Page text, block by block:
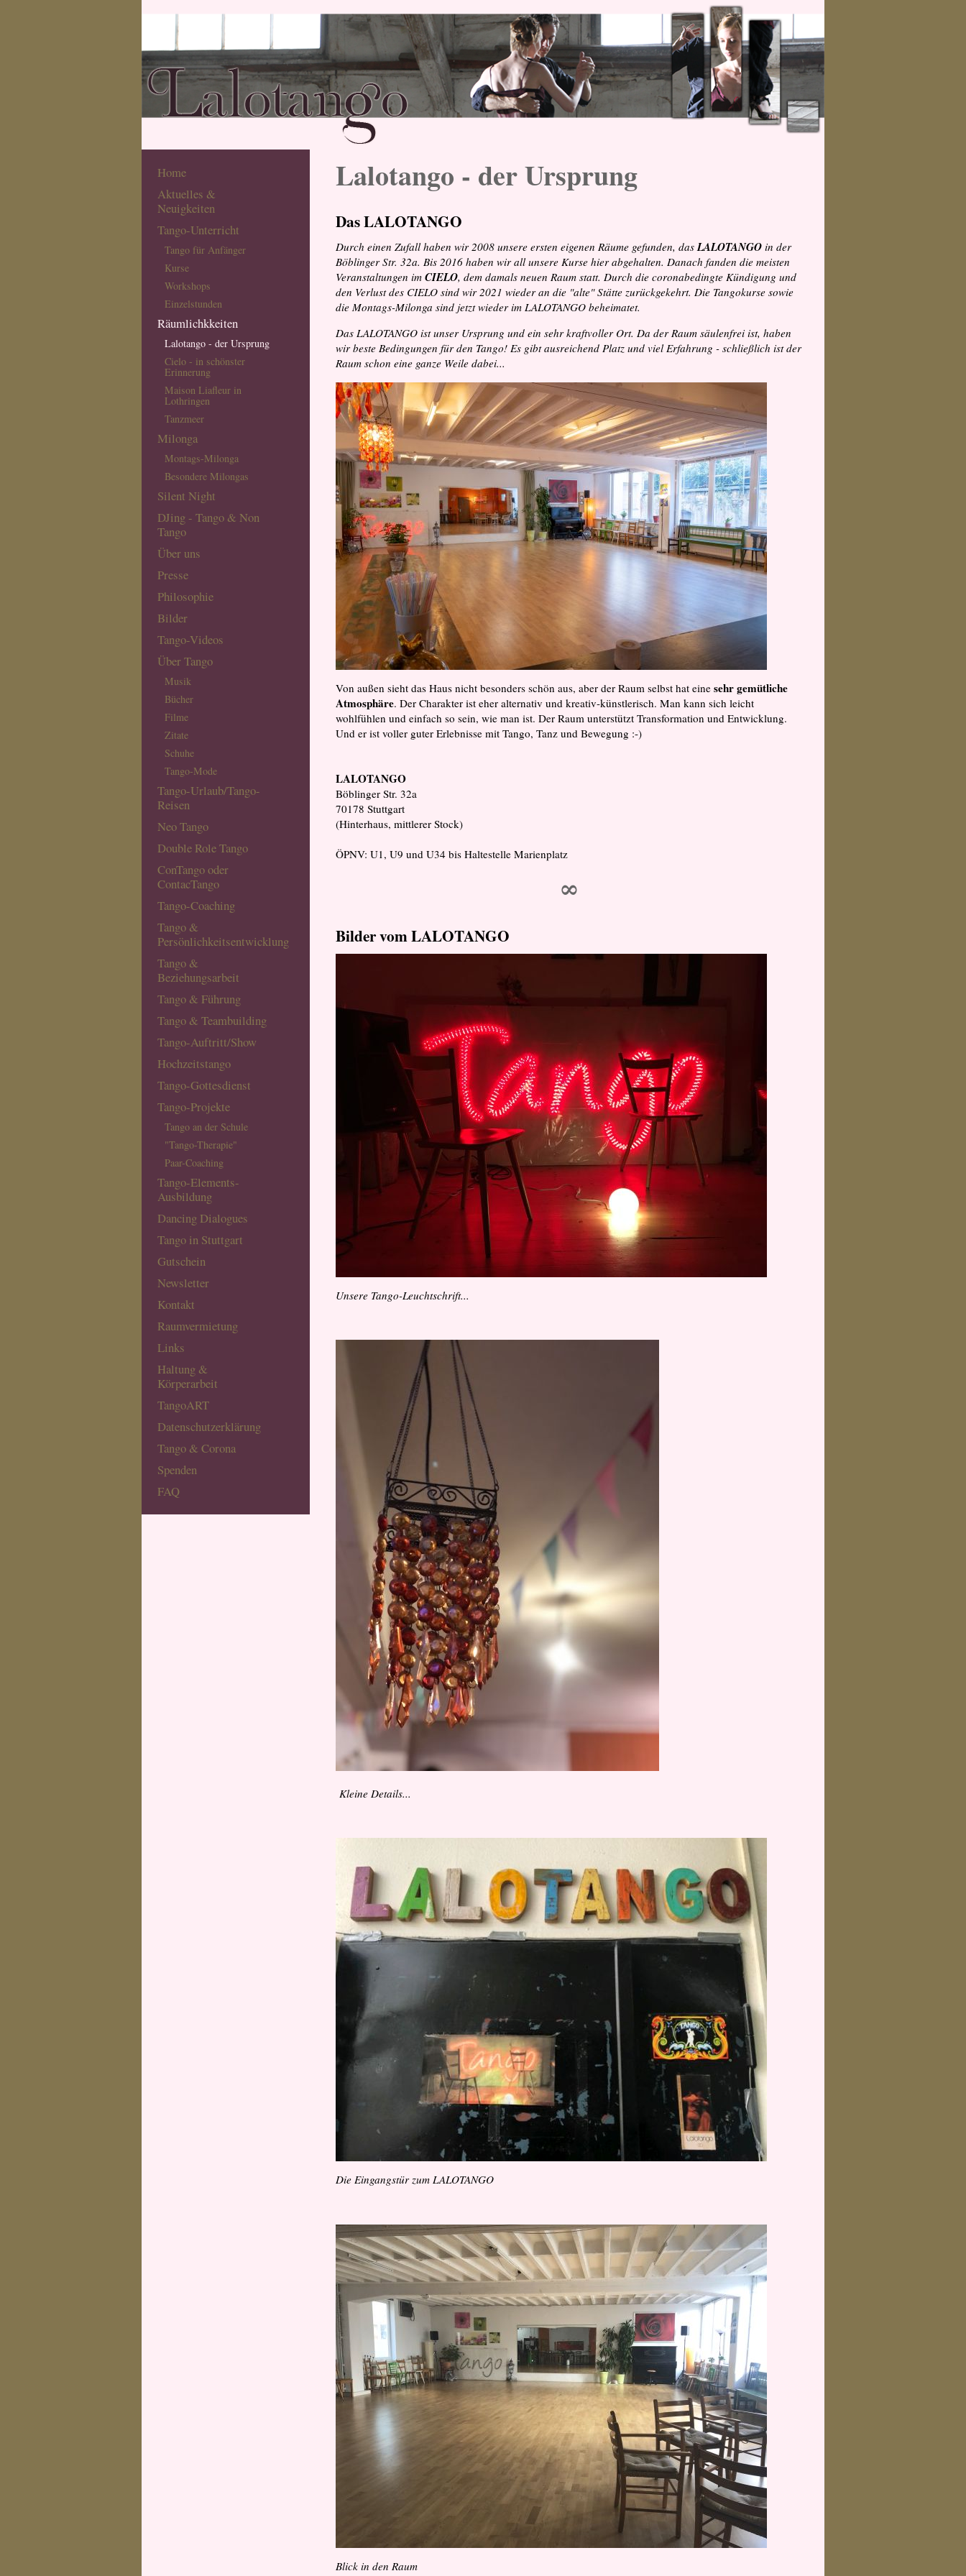
Home
Aktuelles &
Neuigkeiten
Tango-Unterricht
Tango für Anfänger
Kurse
Workshops
Einzelstunden
Räumlichkkeiten
Lalotango - der Ursprung
Cielo - in schönster
Erinnerung
Maison Liafleur in
Lothringen
Tanzmeer
Milonga
Montags-Milonga
Besondere Milongas
Silent Night
DJing - Tango & Non
Tango
Über uns
Presse
Philosophie
Bilder
Tango-Videos
Über Tango
Musik
Bücher
Filme
Zitate
Schuhe
Tango-Mode
Tango-Urlaub/Tango-
Reisen
Neo Tango
Double Role Tango
ConTango oder
ContacTango
Tango-Coaching
Tango &
Persönlichkeitsentwicklung
Tango &
Beziehungsarbeit
Tango & Führung
Tango & Teambuilding
Tango-Auftritt/Show
Hochzeitstango
Tango-Gottesdienst
Tango-Projekte
Tango an der Schule
"Tango-Therapie"
Paar-Coaching
Tango-Elements-
Ausbildung
Dancing Dialogues
Tango in Stuttgart
Gutschein
Newsletter
Kontakt
Raumvermietung
Links
Haltung &
Körperarbeit
TangoART
Datenschutzerklärung
Tango & Corona
Spenden
FAQ
Lalotango - der Ursprung
Das LALOTANGO
Durch einen Zufall haben wir 2008 unsere ersten eigenen Räume gefunden, dasLALOTANGO in der
Böblinger Str. 32a. Bis 2016 haben wir all unsere Kurse hier abgehalten. Danach fanden die meisten
Veranstaltungen im CIELO, dem damals neuen Raum statt. Durch die coronabedingte Kündigung und
den Verlust des CIELO sind wir 2021 wieder an die "alte" Stätte zurückgekehrt. Die Tangokurse sowie
die Montags-Milonga sind jetzt wieder im LALOTANGO beheimatet.
Das LALOTANGO ist unser Ursprung und ein sehr kraftvoller Ort. Da der Raum säulenfrei ist, haben
wir beste Bedingungen für den Tango! Es gibt ausreichend Platz und viel Erfahrung - schließlich ist der
Raum schon eine ganze Weile dabei...
Von außen sieht das Haus nicht besonders schön aus, aber der Raum selbst hat eine sehr gemütliche
Atmosphäre. Der Charakter ist eher alternativ und kreativ-künstlerisch. Man kann sich leicht
wohlfühlen und einfach so sein, wie man ist. Der Raum unterstützt Transformation und Entwicklung.
Und er ist voller guter Erlebnisse mit Tango, Tanz und Bewegung :-)
LALOTANGO
Böblinger Str. 32a
70178 Stuttgart
(Hinterhaus, mittlerer Stock)
ÖPNV: U1, U9 und U34 bis Haltestelle Marienplatz
∞
Bilder vom LALOTANGO
Unsere Tango-Leuchtschrift...
Kleine Details...
Die Eingangstür zum LALOTANGO
Blick in den Raum